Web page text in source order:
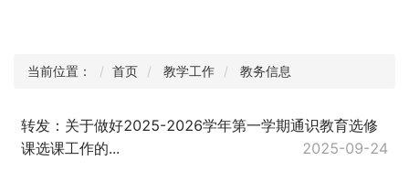
当前位置： 首页 教学工作 教务信息
转发：关于做好2025-2026学年第一学期通识教育选修
课选课工作的...
2025-09-24